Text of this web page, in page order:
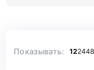
Показывать: 122448